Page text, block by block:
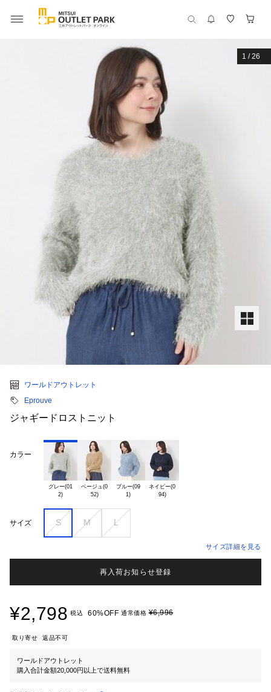
1 /26
ワールドアウトレット
Eprouve
ジャギードロストニット
カラー
グレー(01
ベージュ(0
52)
ブルー(09
ネイビー(0
94)
サイズ S M L
サイズ詳細を見る
再入荷お知らせ登録
¥2,798 税込 60%OFF 通常価格¥6,996
取り寄せ 返品不可
ワールドアウトレット
購入合計金額20,000円以上で送料無料